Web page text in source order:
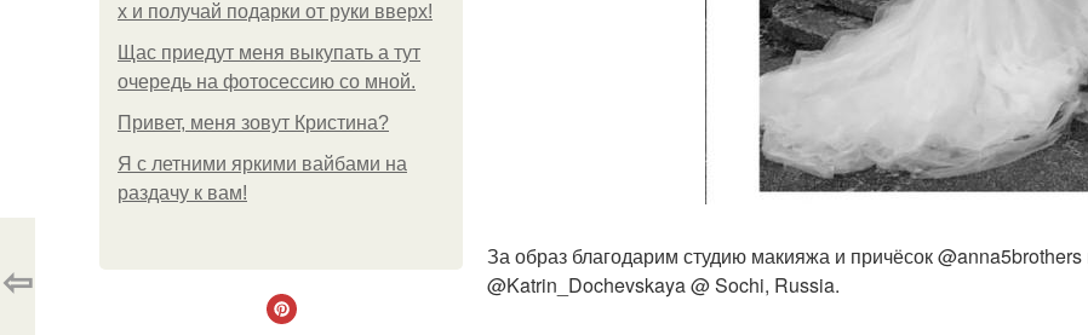
х и получай подарки от руки вверх!
Щас приедут меня выкупать а тут
очередь на фотосессию со мной.
Привет, меня зовут Кристина?
Я с летними яркими вайбами на
раздачу к вам!
За образ благодарим студию макияжа и причёсок
@Katrin_Dochevskaya @ Sochi, Russia.
⇦